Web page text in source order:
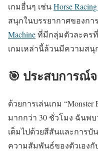
เกมอื่นๆ เช่นHorse
สนุกในบรรยากาศของกา
Machineที่มีกลุ่มตัวละคร
เกมเหล่านี้ล้วนมีความส
🎯 ประสบการณ์
ด้วยการเล่นเกม “Monster
มากกว่า 30 ชั่วโมง ฉันพ
เต็มไปด้วยสีสันและการบั
ความสัมพันธ์ของตัวเองกั